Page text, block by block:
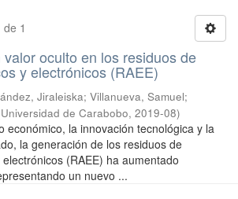
1
oculto en los residuos de
y electrónicos (RAEE)
Jiraleiska; Villanueva, Samuel;
Universidad de Carabobo, 2019-08)
económico, la innovación tecnológica y la
la generación de los residuos de
(RAEE) ha aumentado
un nuevo ...